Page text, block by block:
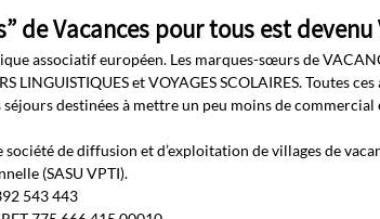
de Vacances pour tous est
associatif européen. Les marques-sœurs de
LINGUISTIQUES et VOYAGES SCOLAIRES. Toutes
destinées à mettre un peu moins de commercial
de diffusion et d’exploitation de villages de
(SASU VPTI).
543 443